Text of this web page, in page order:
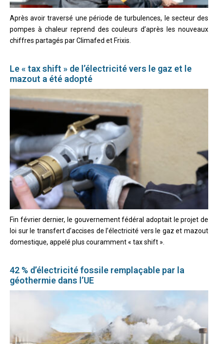
Après avoir traversé une période de turbulences, le secteur des
pompes à chaleur reprend des couleurs d’après les nouveaux
chiffres partagés par Climafed et Frixis.
Le « tax shift » de l’électricité vers le gaz et le
mazout a été adopté
Fin février dernier, le gouvernement fédéral adoptait le projet de
loi sur le transfert d’accises de l’électricité vers le gaz et mazout
domestique, appelé plus couramment « tax shift ».
42 % d’électricité fossile remplaçable par la
géothermie dans l’UE